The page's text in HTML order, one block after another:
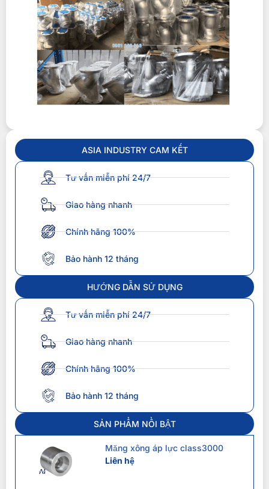
ASIA INDUSTRY CAM KẾT
Tư vấn miễn phí 24/7
Giao hàng nhanh
Chính hãng 100%
Bảo hành 12 tháng
HƯỚNG DẪN SỬ DỤNG
Tư vấn miễn phí 24/7
Giao hàng nhanh
Chính hãng 100%
Bảo hành 12 tháng
SẢN PHẨM NỔI BẬT
Măng xông áp lực class3000
Liên hệ